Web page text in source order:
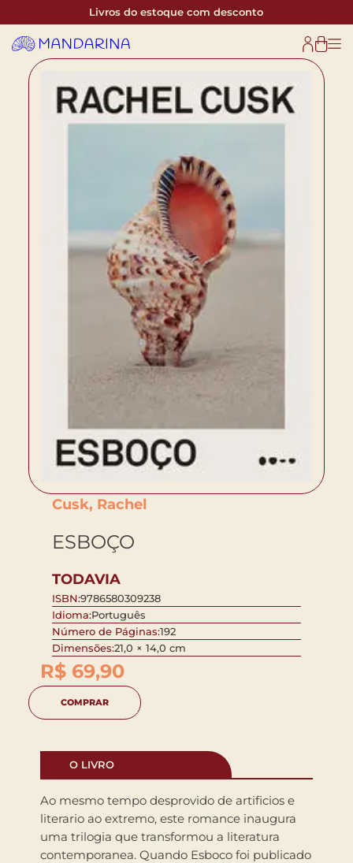
Livros do estoque com desconto
Cusk, Rachel
ESBOÇO
TODAVIA
ISBN:9786580309238
Idioma:Português
Número de Páginas:192
Dimensões:21,0 × 14,0 cm
R$ 69,90
COMPRAR
O LIVRO
Ao mesmo tempo desprovido de artificios e
literario ao extremo, este romance inaugura
uma trilogia que transformou a literatura
contemporanea. Quando Esboco foi publicado